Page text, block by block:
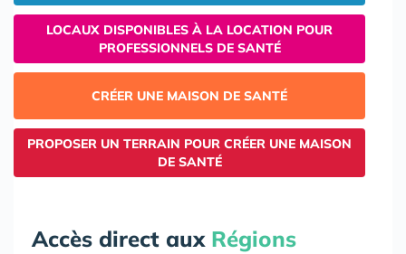
LOCAUX DISPONIBLES À LA LOCATION POUR
PROFESSIONNELS DE SANTÉ
CRÉER UNE MAISON DE SANTÉ
PROPOSER UN TERRAIN POUR CRÉER UNE MAISON
DE SANTÉ
Accès direct aux Régions